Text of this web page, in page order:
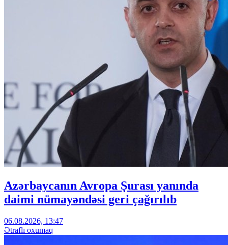
Azərbaycanın Avropa Şurası yanında
daimi nümayəndəsi geri çağırılıb
06.08.2026, 13:47
Ətraflı oxumaq